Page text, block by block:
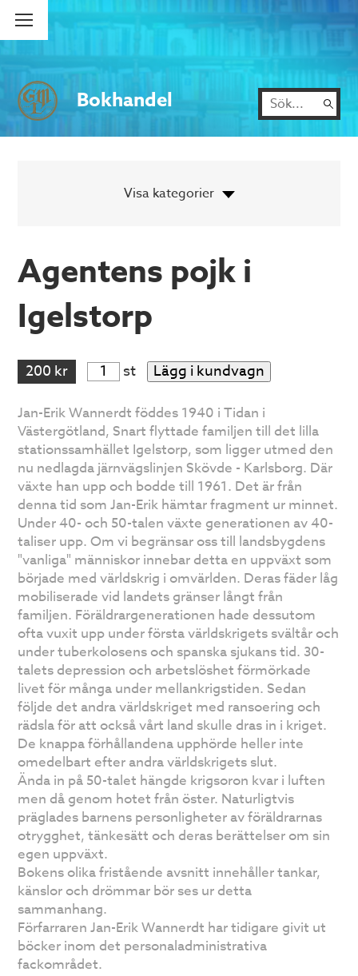
Bokhandel
Agentens pojk i
Igelstorp
200 kr st Lägg i kundvagn
Jan-Erik Wannerdt föddes 1940 i Tidan i
Västergötland, Snart flyttade familjen till det lilla
stationssamhället Igelstorp, som ligger utmed den
nu nedlagda järnvägslinjen Skövde - Karlsborg. Där
växte han upp och bodde till 1961. Det är från
denna tid som Jan-Erik hämtar fragment ur minnet.
Under 40- och 50-talen växte generationen av 40-
taliser upp. Om vi begränsar oss till landsbygdens
"vanliga" människor innebar detta en uppväxt som
började med världskrig i omvärlden. Deras fäder låg
mobiliserade vid landets gränser långt från
familjen. Föräldrargenerationen hade dessutom
ofta vuxit upp under första världskrigets svältår och
under tuberkolosens och spanska sjukans tid. 30-
talets depression och arbetslöshet förmörkade
livet för många under mellankrigstiden. Sedan
följde det andra världskriget med ransoering och
rädsla för att också vårt land skulle dras in i kriget.
De knappa förhållandena upphörde heller inte
omedelbart efter andra världskrigets slut.
Ända in på 50-talet hängde krigsoron kvar i luften
men då genom hotet från öster. Naturligtvis
präglades barnens personligheter av föräldrarnas
otrygghet, tänkesätt och deras berättelser om sin
egen uppväxt.
Bokens olika fristående avsnitt innehåller tankar,
känslor och drömmar bör ses ur detta
sammanhang.
Förfarraren Jan-Erik Wannerdt har tidigare givit ut
böcker inom det personaladministrativa
fackområdet.